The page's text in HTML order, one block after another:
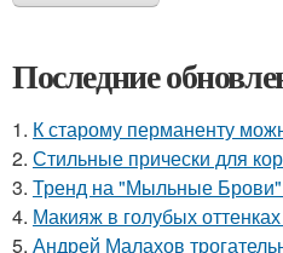
Последние
1. К старому перманенту
2. Стильные прически для
3. Тренд на "Мыльные Брови"
4. Макияж в голубых
5. Андрей Малахов